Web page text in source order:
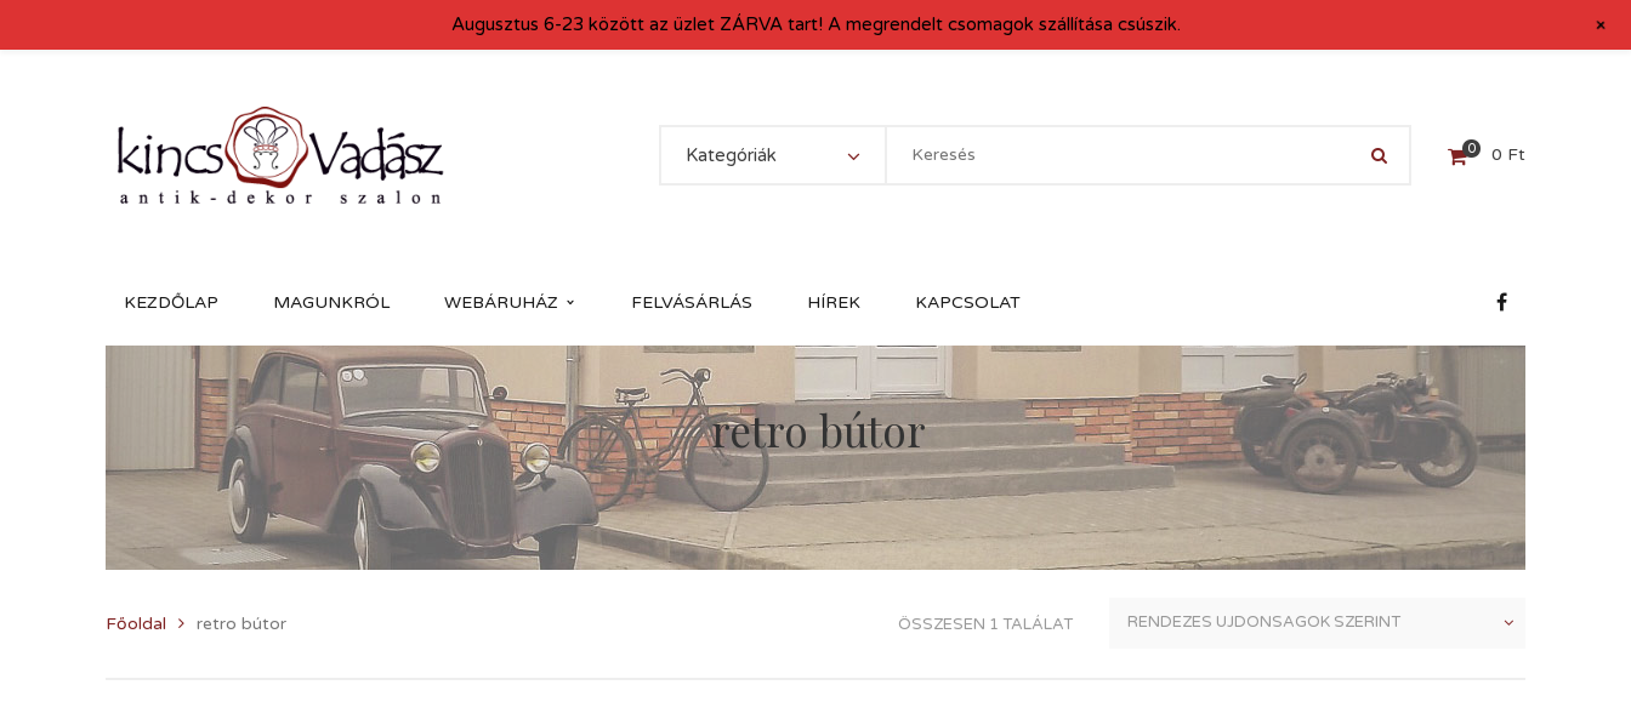
Kategóriák 0 0 Ft
KEZDŐLAP MAGUNKRÓL WEBÁRUHÁZ FELVÁSÁRLÁS HÍREK KAPCSOLAT
retro bútor
Főoldal retro bútor ÖSSZESEN 1 TALÁLAT
Augusztus 6-23 között az üzlet ZÁRVA tart! A megrendelt csomagok szállítása csúszik. +